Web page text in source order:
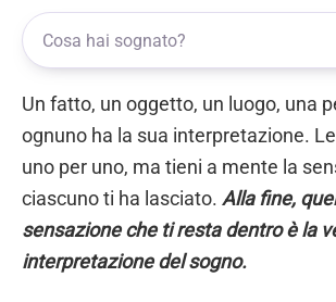
Un fatto, un oggetto, un luogo, una
ognuno ha la sua interpretazione.
uno per uno, ma tieni a mente la
ciascuno ti ha lasciato. Alla fine,
sensazione che ti resta dentro è la
interpretazione del sogno.